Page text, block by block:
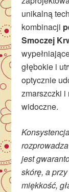
unikalną
kombinacji
Smoczej
głębokie i
optycznie
zmarszczki i
widoczne.
jest
skórę, a
miękkość,